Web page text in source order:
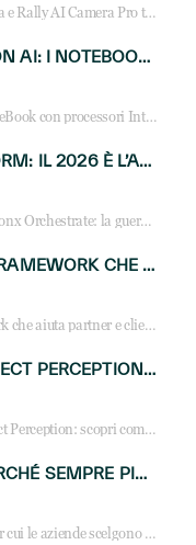
Logitech Rally AI Camera e Rally AI Camera Pro trasformano gli spazi di collaborazione con AI, inquadratura intelligente, multi-camera e gestione avanzata dei meeting ibridi.
HP ELITEBOOK CON AI: I NOTEBOOK BUSINESS INTELLIGENTI CHE TRASFORMANO PRODUTTIVITÀ, SICUREZZA E LAVORO IBRIDO
Scopri la gamma HP EliteBook con processori Intel® Core™ Ultra e AMD Ryzen™ AI. Notebook business progettati per aumentare la produttività, migliorare la collaborazione e garantire sicurezza avanzata in ufficio e in mobilità.
AI AGENT PLATFORM: IL 2026 È L’ANNO DEL «SISTEMA OPERATIVO» PER GLI AGENTI AZIENDALI
Frontier, Foundry e watsonx Orchestrate: la guerra delle piattaforme AI agent ridisegna il mercato IT. Cosa cambia per reseller, MSP e system integrator.
LENOVO 360: IL FRAMEWORK CHE UNISCE INNOVAZIONE, SOSTENIBILITÀ E CRESCITA DEL BUSINESS
Lenovo 360 è il framework che aiuta partner e clienti a crescere attraverso AI, sostenibilità, servizi e competenze. Scopri vantaggi, opportunità e casi d’uso.
MICROSOFT PROJECT PERCEPTION: COME GLI AGENTI AI CAMBIERANNO SOC, CYBERSECURITY E SERVIZI MSP
Microsoft presenta Project Perception: scopri come gli agenti AI possono trasformare cybersecurity, SOC e servizi gestiti degli MSP.
HP PROBOOK: PERCHÉ SEMPRE PIÙ AZIENDE SCELGONO NOTEBOOK PROGETTATI PER IL LAVORO MODERNO
HP ProBook: 5 motivi per cui le aziende scelgono i notebook business HP per migliorare produttività, sicurezza e gestione dell’AI.